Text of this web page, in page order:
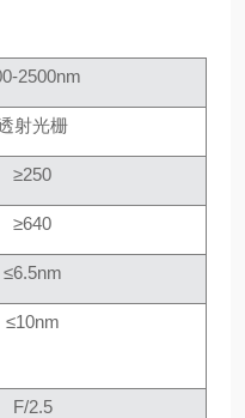
2500nm
射光栅
≥250
≥640
≤6.5nm
≤10nm
F/2.5